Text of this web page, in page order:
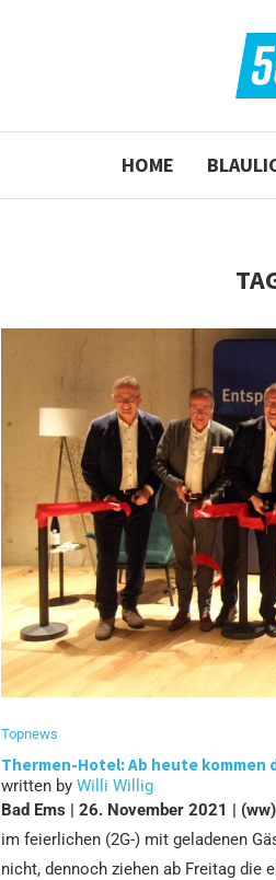
HOME
Topnews
Thermen-Hotel: Ab heute kommen
written by Willi Willig
Bad Ems | 26. November 2021 |
im feierlichen (2G-) mit geladenen
nicht, dennoch ziehen ab Freitag die